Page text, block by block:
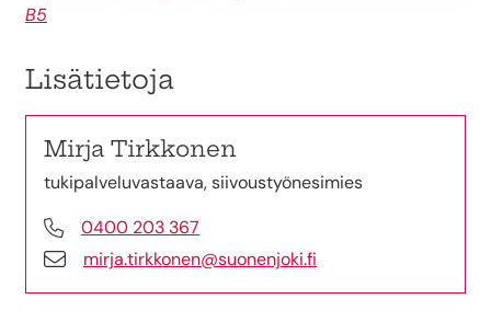
B5
Lisätietoja
Mirja Tirkkonen
tukipalveluvastaava, siivoustyönesimies
0400 203 367
mirja.tirkkonen@suonenjoki.fi